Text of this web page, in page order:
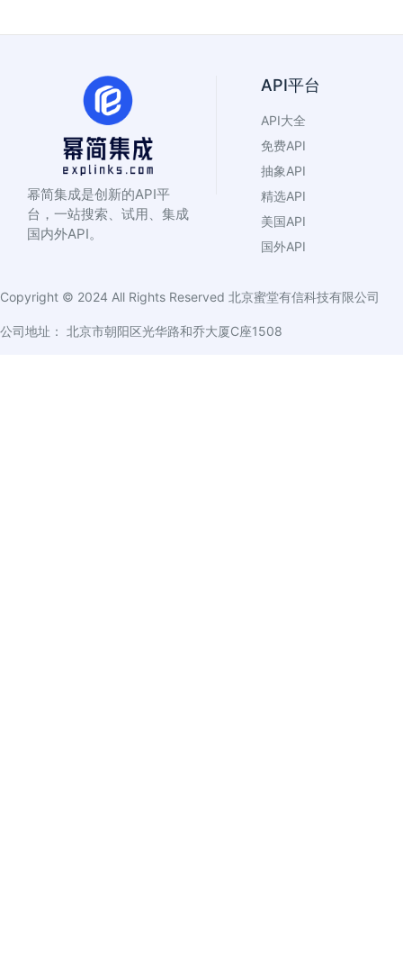
幂简集成是创新的API平
台，一站搜索、试用、集成
国内外API。
API平台
API大全
免费API
抽象API
精选API
美国API
国外API
Copyright © 2024 All Rights Reserved 北京蜜堂有信科技有限公司
公司地址： 北京市朝阳区光华路和乔大厦C座1508